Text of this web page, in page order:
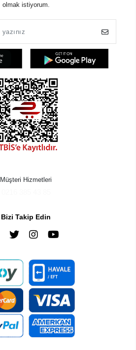
olmak istiyorum.
Müşteri Hizmetleri
Bizi Takip Edin